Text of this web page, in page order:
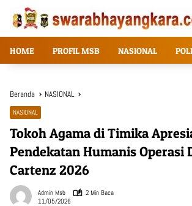
Langsung
konten
HOME PROFIL MSB NASIONAL
Beranda NASIONAL
NASIONAL
Tokoh Agama di Timika
Pendekatan Humanis Operasi
Cartenz 2026
Admin Msb
2 Min Baca
11/05/2026